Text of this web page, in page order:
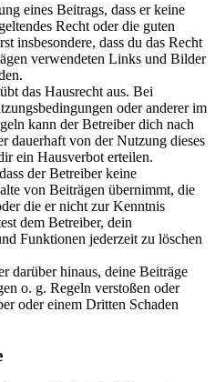
eines Beitrags, dass er keine
Recht oder die guten
insbesondere, dass du das Recht
verwendeten Links und Bilder
das Hausrecht aus. Bei
oder anderer im
kann der Betreiber dich nach
dauerhaft von der Nutzung dieses
ein Hausverbot erteilen.
der Betreiber keine
von Beiträgen übernimmt, die
die er nicht zur Kenntnis
dem Betreiber, dein
Funktionen jederzeit zu löschen
darüber hinaus, deine Beiträge
o. g. Regeln verstoßen oder
oder einem Dritten Schaden